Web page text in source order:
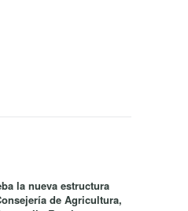
la nueva estructura
de Agricultura,